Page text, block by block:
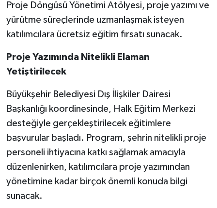
Proje Döngüsü Yönetimi Atölyesi, proje yazımı ve
yürütme süreçlerinde uzmanlaşmak isteyen
katılımcılara ücretsiz eğitim fırsatı sunacak.
Proje Yazımında Nitelikli Elaman
Yetiştirilecek
Büyükşehir Belediyesi Dış İlişkiler Dairesi
Başkanlığı koordinesinde, Halk Eğitim Merkezi
desteğiyle gerçekleştirilecek eğitimlere
başvurular başladı. Program, şehrin nitelikli proje
personeli ihtiyacına katkı sağlamak amacıyla
düzenlenirken, katılımcılara proje yazımından
yönetimine kadar birçok önemli konuda bilgi
sunacak.
TEKNOLOJİ
YAŞAM